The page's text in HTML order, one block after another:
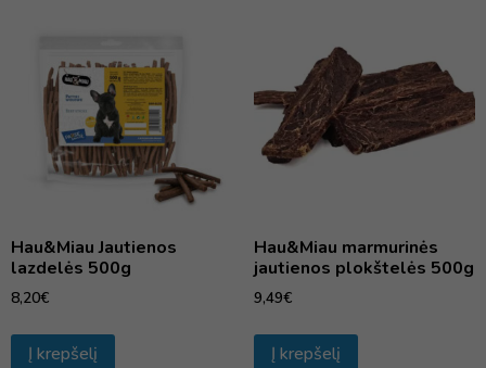
Hau&Miau Jautienos
lazdelės 500g
8,20€
Į krepšelį
Hau&Miau marmurinės
jautienos plokštelės 500g
9,49€
Į krepšelį